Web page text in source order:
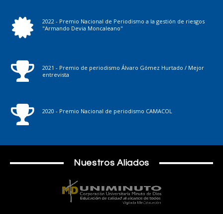
2022 - Premio Nacional de Periodismo a la gestión de riesgos
"Armando Devia Moncaleano"
2021 - Premio de periodismo Álvaro Gómez Hurtado / Mejor
entrevista
2020 - Premio Nacional de periodismo CAMACOL
Nuestros Aliados